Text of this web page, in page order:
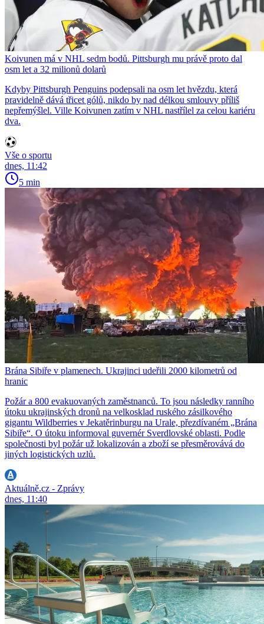
Koivunen má v NHL sedm bodů. Pittsburgh mu právě proto dal
osm let a 32 milionů dolarů
Kdyby Pittsburgh Penguins podepsali na osm let hvězdu, která
pravidelně dává třicet gólů, nikdo by nad délkou smlouvy příliš
nepřemýšlel. Ville Koivunen zatím v NHL nastřílel za celou kariéru
dva.
Vše o sportu
dnes, 11:42
5 min
Brána Sibiře v plamenech. Ukrajinci udeřili 2000 kilometrů od
hranic
Požár a 800 evakuovaných zaměstnanců. To jsou následky ranního
útoku ukrajinských dronů na velkosklad ruského zásilkového
gigantu Wildberries v Jekatěrinburgu na Urale, přezdívaném „Brána
Sibiře“. O útoku informoval guvernér Sverdlovské oblasti. Podle
společnosti byl požár už lokalizován a zboží se přesměrovává do
jiných logistických uzlů.
Aktuálně.cz - Zprávy
dnes, 11:40